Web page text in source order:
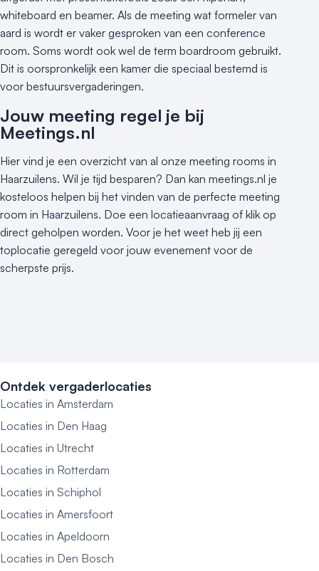
whiteboard en beamer. Als de meeting wat formeler van
aard is wordt er vaker gesproken van een conference
room. Soms wordt ook wel de term boardroom gebruikt.
Dit is oorspronkelijk een kamer die speciaal bestemd is
voor bestuursvergaderingen.
Jouw meeting regel je bij
Meetings.nl
Hier vind je een overzicht van al onze meeting rooms in
Haarzuilens. Wil je tijd besparen? Dan kan meetings.nl je
kosteloos helpen bij het vinden van de perfecte meeting
room in Haarzuilens. Doe een locatieaanvraag of klik op
direct geholpen worden. Voor je het weet heb jij een
toplocatie geregeld voor jouw evenement voor de
scherpste prijs.
Ontdek vergaderlocaties
Locaties in Amsterdam
Locaties in Den Haag
Locaties in Utrecht
Locaties in Rotterdam
Locaties in Schiphol
Locaties in Amersfoort
Locaties in Apeldoorn
Locaties in Den Bosch